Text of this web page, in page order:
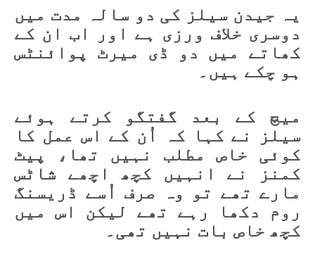
یہ جیدن سیلز کی دو سالہ مدت میں
دوسری خلاف ورزی ہے اور اب ان کے
کھاتے میں دو ڈی میرٹ پوائنٹس
ہو چکے ہیں۔
میچ کے بعد گفتگو کرتے ہوئے
سیلز نے کہا کہ اُن کے اس عمل کا
کوئی خاص مطلب نہیں تھا، پیٹ
کمنز نے انہیں کچھ اچھے شاٹس
مارے تھے تو وہ صرف اُسے ڈریسنگ
روم دکھا رہے تھے لیکن اس میں
کچھ خاص بات نہیں تھی۔